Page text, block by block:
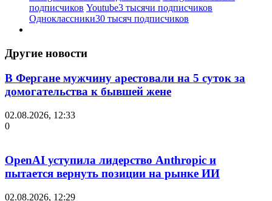
подписчиков Youtube3 тысячи подписчиков
Одноклассники30 тысяч подписчиков
Другие новости
В Фергане мужчину арестовали на 5 суток за
домогательства к бывшей жене
02.08.2026, 12:33
0
OpenAI уступила лидерство Anthropic и
пытается вернуть позиции на рынке ИИ
02.08.2026, 12:29